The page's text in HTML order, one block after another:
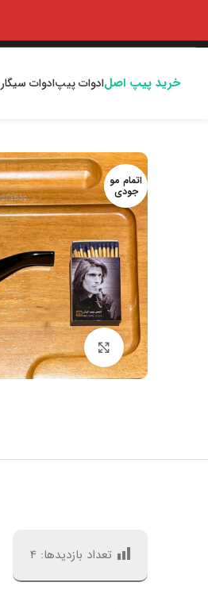
خرید پیپ اصلادوات پیپادوات
اتمام مو
جودی
بزرگنمایی تصویر
تعداد بازدیدها: 4